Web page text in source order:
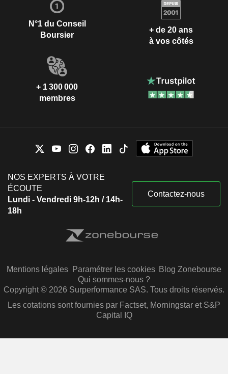
N°1 du Conseil
Boursier
+ de 20 ans
à vos côtés
+ 1 300 000
membres
NOS EXPERTS À VOTRE
ÉCOUTE
Lundi - Vendredi 9h-12h / 14h-
18h
Contactez-nous
Mentions légales Paramétrer les cookies Blog Zonebourse
Qui sommes-nous ?
Copyright © 2026 Surperformance SAS. Tous droits réservés.
Les cotations sont fournies par Factset, Morningstar et S&P
Capital IQ